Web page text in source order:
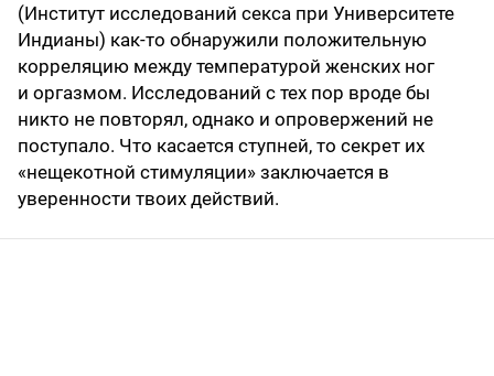
(Институт исследований секса при Университете
Индианы) как-то обнаружили положительную
корреляцию между температурой женских ног
и оргазмом. Исследований с тех пор вроде бы
никто не повторял, однако и опровержений не
поступало. Что касается ступней, то секрет их
«нещекотной стимуляции» заключается в
уверенности твоих действий.